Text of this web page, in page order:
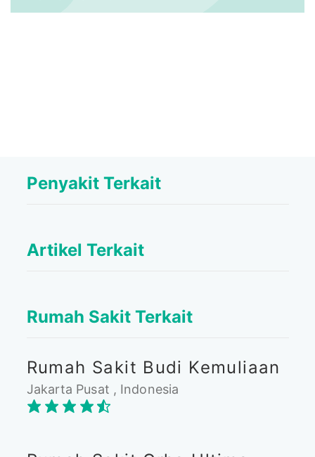
Penyakit Terkait
Artikel Terkait
Rumah Sakit Terkait
Rumah Sakit Budi Kemuliaan
Jakarta Pusat , Indonesia